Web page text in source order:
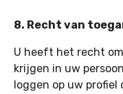
8. Recht van
U heeft het recht
krijgen in uw
loggen op uw profiel